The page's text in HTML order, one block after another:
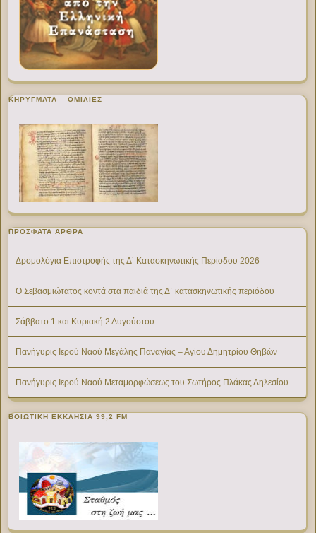
ΚΗΡΥΓΜΑΤΑ – ΟΜΙΛΙΕΣ
ΠΡΌΣΦΑΤΑ ΆΡΘΡΑ
Δρομολόγια Επιστροφής της Δ’ Κατασκηνωτικής Περίοδου 2026
Ο Σεβασμιώτατος κοντά στα παιδιά της Δ΄ κατασκηνωτικής περιόδου
Σάββατο 1 και Κυριακή 2 Αυγούστου
Πανήγυρις Ιερού Ναού Μεγάλης Παναγίας – Αγίου Δημητρίου Θηβών
Πανήγυρις Ιερού Ναού Μεταμορφώσεως του Σωτήρος Πλάκας Δηλεσίου
ΒΟΙΩΤΙΚΉ ΕΚΚΛΗΣΊΑ 99,2 FM